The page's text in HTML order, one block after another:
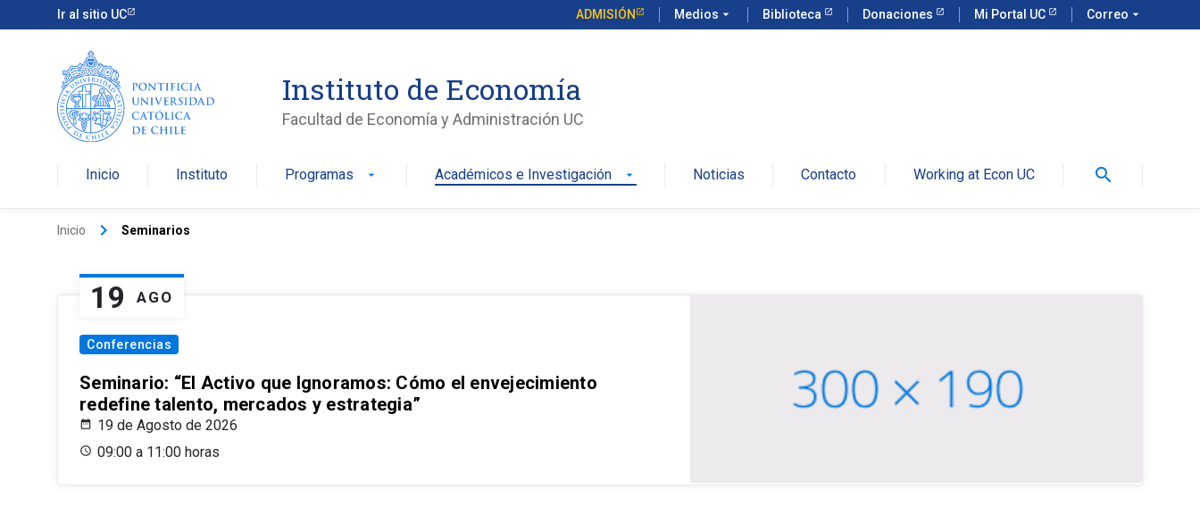
Ir al sitio UC ADMISIÓN Medios arrow_drop_down Biblioteca Donaciones Mi Portal UC Correo arrow_drop_down
Instituto de Economía
Facultad de Economía y Administración UC
Inicio Instituto Programas arrow_drop_down Académicos e Investigación arrow_drop_down Noticias Contacto Working at Econ UC search
Inicio keyboard_arrow_right Seminarios
19 AGO
Conferencias
Seminario: “El Activo que Ignoramos: Cómo el envejecimiento
redefine talento, mercados y estrategia”
19 de Agosto de 2026
09:00 a 11:00 horas